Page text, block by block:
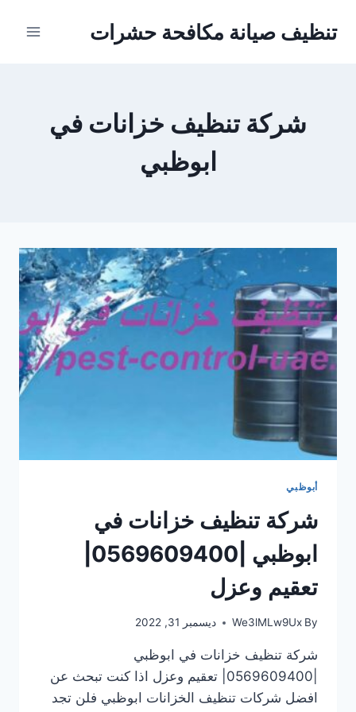
تنظيف صيانة مكافحة حشرات
شركة تنظيف خزانات في
ابوظبي
أبوظبي
شركة تنظيف خزانات في
تعقيم وعزل
By
We3lMLw9Ux ديسمبر 31, 2022
شركة تنظيف خزانات في ابوظبي
|0569609400| تعقيم وعزل اذا كنت تبحث عن
افضل شركات تنظيف الخزانات ابوظبي فلن تجد